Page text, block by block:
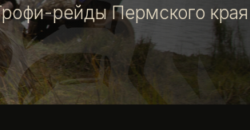
рейды Пермского края